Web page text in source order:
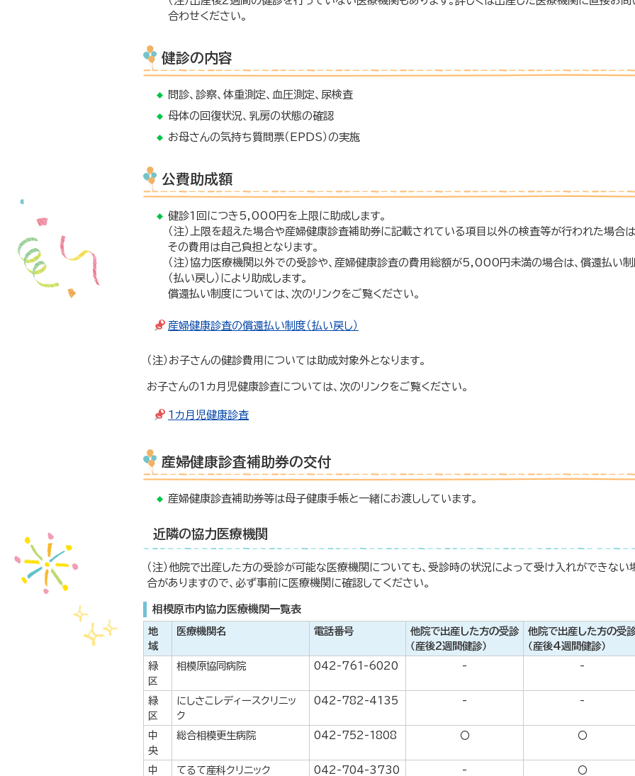
合わせください。
健診の内容
問診、診察、体重測定、血圧測定、尿検査
母体の回復状況、乳房の状態の確認
お母さんの気持ち質問票（EPDS）の実施
公費助成額
健診1回につき5,000円を上限に助成します。
（注）上限を超えた場合や産婦健康診査補助券に記載されている項目以外の検査等が行われた場合は
その費用は自己負担となります。
（注）協力医療機関以外での受診や、産婦健康診査の費用総額が5,000円未満の場合は、償還払い
（払い戻し）により助成します。
償還払い制度については、次のリンクをご覧ください。
産婦健康診査の償還払い制度（払い戻し）
（注）お子さんの健診費用については助成対象外となります。
お子さんの1カ月児健康診査については、次のリンクをご覧ください。
1カ月児健康診査
産婦健康診査補助券の交付
産婦健康診査補助券等は母子健康手帳と一緒にお渡ししています。
近隣の協力医療機関
（注）他院で出産した方の受診が可能な医療機関についても、受診時の状況によって受け入れができない
合がありますので、必ず事前に医療機関に確認してください。
相模原市内協力医療機関一覧表
地
域
医療機関名 電話番号
他院で出産した方の受診
（産後2週間健診）
他院で出産した方の受
（産後4週間健診）
緑
区
相模原協同病院 042-761-6020 - -
緑
区
にしさこレディースクリニッ
ク
042-782-4135 - -
中
央
総合相模更生病院 042-752-1808 〇 〇
中
てるて産科クリニック 042-704-3730 - 〇